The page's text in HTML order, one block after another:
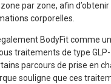
par zone, afin
corporelles.
BodyFit comme
traitements de type
parcours de prise en
souligne que ces